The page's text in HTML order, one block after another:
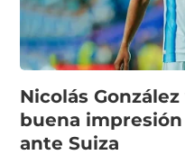
Nicolás
buena
ante Suiza